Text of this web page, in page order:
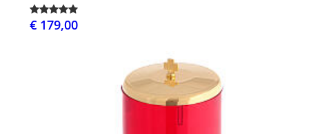
€ 179,00